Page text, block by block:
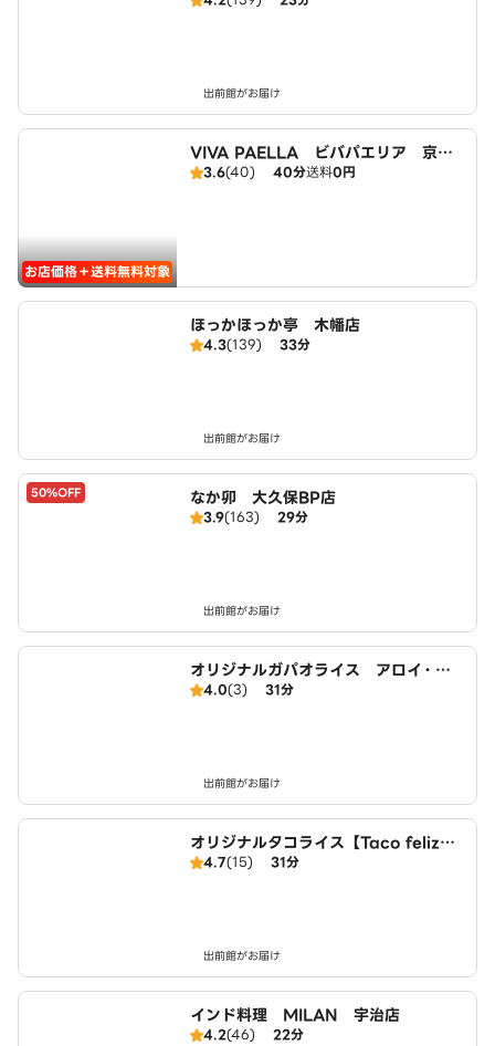
出前館がお届け
お店価格＋送料無料対象
VIVA PAELLA ビバパエリア 京都
宇治店
3.6(40) 40分送料0円
ほっかほっか亭 木幡店
4.3(139) 33分
出前館がお届け
50%OFF なか卯 大久保BP店
3.9(163) 29分
出前館がお届け
オリジナルガパオライス アロイ・ガ
パオ 城陽店
4.0(3) 31分
出前館がお届け
オリジナルタコライス【Taco feliz】
伏見向島店
4.7(15) 31分
出前館がお届け
インド料理 MILAN 宇治店
4.2(46) 22分